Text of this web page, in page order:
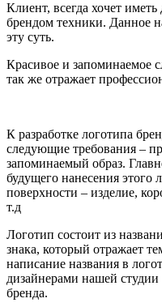
Клиент, всегда хочет
брендом техники. Данное
эту суть.
Красивое и запоминаемое
так же отражает
К разработке логотипа
следующие требования –
запоминаемый образ.
будущего нанесения этого
поверхности – изделие,
т.д
Логотип состоит из
знака, который отражает
написание названия в
дизайнерами нашей
бренда.